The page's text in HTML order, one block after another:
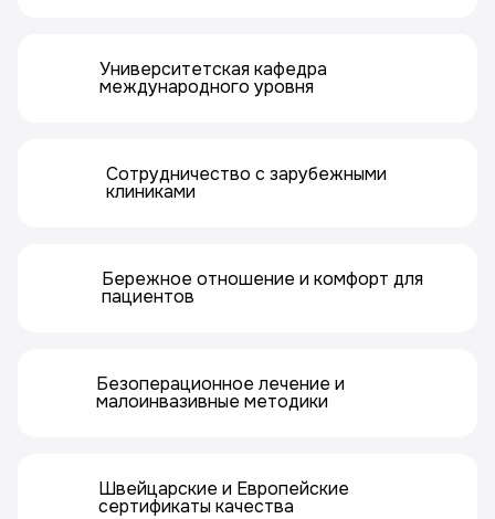
Университетская кафедра
международного уровня
Сотрудничество с зарубежными
клиниками
Бережное отношение и комфорт для
пациентов
Безоперационное лечение и
малоинвазивные методики
Швейцарские и Европейские
сертификаты качества